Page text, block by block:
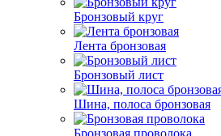
Бронзовый круг
Лента бронзовая
Бронзовый лист
Шина, полоса бронзовая
Бронзовая проволока